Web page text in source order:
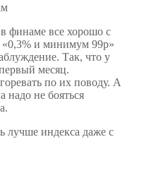
финаме все хорошо с
«0,3% и минимум 99р»
Так, что у
месяц.
по их поводу. А
надо не бояться
лучше индекса даже с